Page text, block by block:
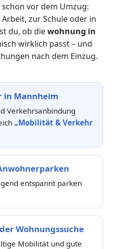
vor dem Umzug:
zur Schule oder in
du, ob diewohnung in
wirklich passt – und
nach dem Einzug.
in Mannheim
Verkehrsanbindung
„Mobilität & Verkehr
entspannt parken
Wohnungssuche
Mobilität und gute